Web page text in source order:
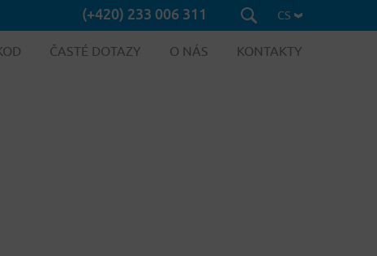
(+420) 233 006 311 CS
ČASTÉ DOTAZY O NÁS KONTAKTY